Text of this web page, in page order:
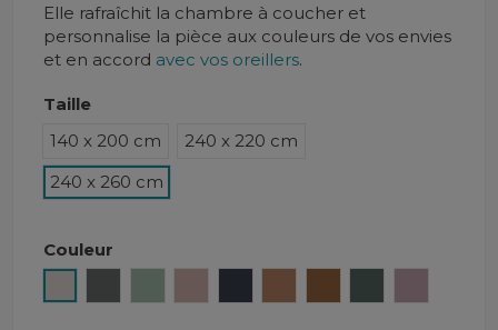
Elle rafraîchit la chambre à coucher et
personnalise la pièce aux couleurs de vos envies
et en accord avec vos oreillers.
Taille
140 x 200 cm
240 x 220 cm
240 x 260 cm
Couleur